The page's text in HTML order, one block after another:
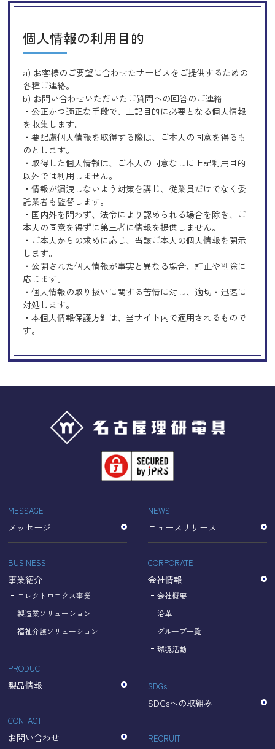
個人情報の利用目的
a) お客様のご要望に合わせたサービスをご提供するための
各種ご連絡。
b) お問い合わせいただいたご質問への回答のご連絡
・公正かつ適正な手段で、上記目的に必要となる個人情報
を収集します。
・要配慮個人情報を取得する際は、ご本人の同意を得るも
のとします。
・取得した個人情報は、ご本人の同意なしに上記利用目的
以外では利用しません。
・情報が漏洩しないよう対策を講じ、従業員だけでなく委
託業者も監督します。
・国内外を問わず、法令により認められる場合を除き、ご
本人の同意を得ずに第三者に情報を提供しません。
・ご本人からの求めに応じ、当該ご本人の個人情報を開示
します。
・公開された個人情報が事実と異なる場合、訂正や削除に
応じます。
・個人情報の取り扱いに関する苦情に対し、適切・迅速に
対処します。
・本個人情報保護方針は、当サイト内で適用されるもので
す。
Googleアナリティクスの使用につい
当サイトでは、より良いサービスの提供、またユーザビリ
ティの向上のため、Googleアナリティクスを使用し、当サ
イトの利用状況などのデータ収集及び解析を行っておりま
す。その際、「Cookie」を通じて、Googleがお客様のIPア
ドレスなどの情報を収集する場合がありますが、
「Cookie」で収集される情報は個人を特定できるものでは
収集されたデータはGoogleのプライバシーポリシーにおい
て管理されます。
なお、当サイトのご利用をもって、上述の方法・目的にお
いてGoogle及び当サイトが行うデータ処理に関し、お客様
【Googleのプライバシーポリシー】
https://policies.google.com/privacy?hl=ja
https://policies.google.com/technologies/partner-sites?
hl=ja
個人情報に関するお問い合わせ窓口
名古屋理研電具株式会社
TEL：052-833-1248
MESSAGE
メッセージ
BUSINESS
事業紹介
エレクトロニクス事業
製造業ソリューション
福祉介護ソリューション
PRODUCT
製品情報
CONTACT
お問い合わせ
NEWS
ニュースリリース
CORPORATE
会社情報
会社概要
沿革
グループ一覧
環境活動
SDGs
SDGsへの取組み
RECRUIT